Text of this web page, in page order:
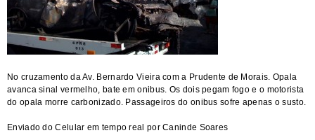
No cruzamento da Av. Bernardo Vieira com a Prudente de Morais. Opala
avanca sinal vermelho, bate em onibus. Os dois pegam fogo e o motorista
do opala morre carbonizado. Passageiros do onibus sofre apenas o susto.
Enviado do Celular em tempo real por Caninde Soares